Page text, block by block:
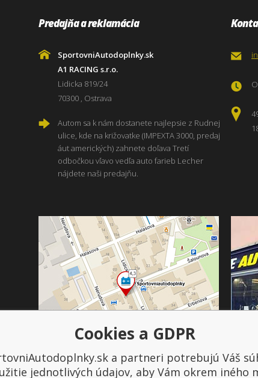
Predajňa a reklamácia
SportovniAutodoplnky.sk
A1 RACING s.r.o.
Lidicka 819/24
70300 , Ostrava
Autom sa k nám dostanete najlepsie z Rudnej
ulice, kde na križovatke (IMPEXTA 3000, predaj
áut amerických) zahnete doľava Tretí
odbočkou vľavo vedľa auto farieb Lecher
nájdete naši predajňu.
Platba a doprava
Cookies a GDPR
a partneri potrebujú Váš
jednotlivých údajov, aby Vám okrem iného